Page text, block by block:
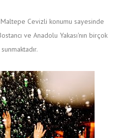
Cevizli konumu sayesinde
ve Anadolu Yakası'nın birçok